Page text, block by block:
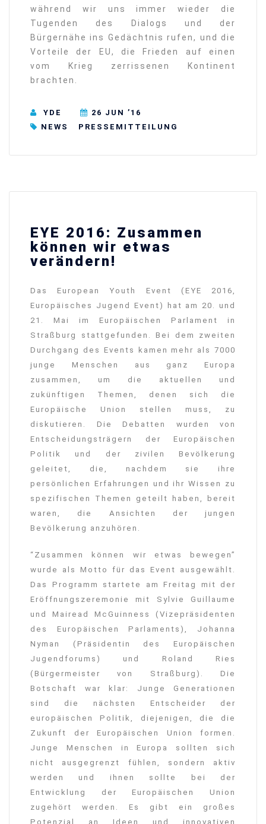
während wir uns immer wieder die
Tugenden des Dialogs und der
Bürgernähe ins Gedächtnis rufen, und die
Vorteile der EU, die Frieden auf einen
vom Krieg zerrissenen Kontinent
brachten.
YDE
26 JUN ’16
NEWS
⁠⁠⁠PRESSEMITTEILUNG
EYE 2016: Zusammen
können wir etwas
verändern!
Das European Youth Event (EYE 2016,
Europäisches Jugend Event) hat am 20. und
21. Mai im Europäischen Parlament in
Straßburg stattgefunden. Bei dem zweiten
Durchgang des Events kamen mehr als 7000
junge Menschen aus ganz Europa
zusammen, um die aktuellen und
zukünftigen Themen, denen sich die
Europäische Union stellen muss, zu
diskutieren. Die Debatten wurden von
Entscheidungsträgern der Europäischen
Politik und der zivilen Bevölkerung
geleitet, die, nachdem sie ihre
persönlichen Erfahrungen und ihr Wissen zu
spezifischen Themen geteilt haben, bereit
waren, die Ansichten der jungen
Bevölkerung anzuhören.
“Zusammen können wir etwas bewegen”
wurde als Motto für das Event ausgewählt.
Das Programm startete am Freitag mit der
Eröffnungszeremonie mit Sylvie Guillaume
und Mairead McGuinness (Vizepräsidenten
des Europäischen Parlaments), Johanna
Nyman (Präsidentin des Europäischen
Jugendforums) und Roland Ries
(Bürgermeister von Straßburg). Die
Botschaft war klar: Junge Generationen
sind die nächsten Entscheider der
europäischen Politik, diejenigen, die die
Zukunft der Europäischen Union formen.
Junge Menschen in Europa sollten sich
nicht ausgegrenzt fühlen, sondern aktiv
werden und ihnen sollte bei der
Entwicklung der Europäischen Union
zugehört werden. Es gibt ein großes
Potenzial an Ideen und innovativen